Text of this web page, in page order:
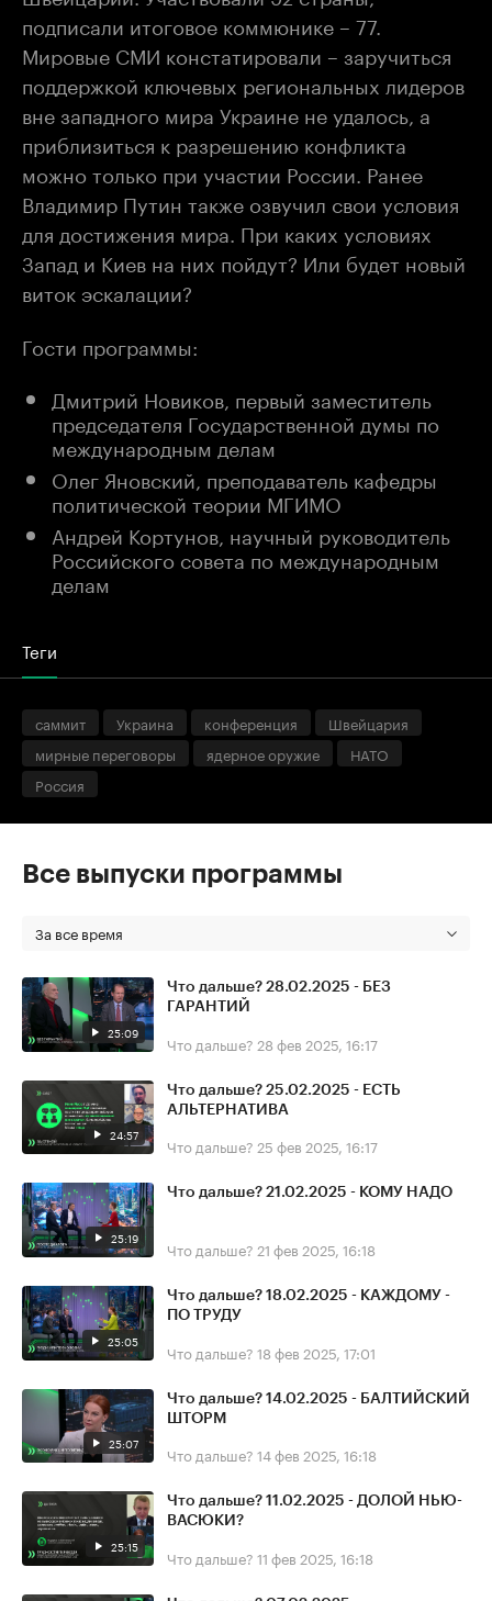
подписали итоговое коммюнике – 77.
Мировые СМИ констатировали – заручиться
поддержкой ключевых региональных лидеров
вне западного мира Украине не удалось, а
приблизиться к разрешению конфликта
можно только при участии России. Ранее
Владимир Путин также озвучил свои условия
для достижения мира. При каких условиях
Запад и Киев на них пойдут? Или будет новый
виток эскалации?
Гости программы:
Дмитрий Новиков, первый заместитель
председателя Государственной думы по
международным делам
Олег Яновский, преподаватель кафедры
политической теории МГИМО
Андрей Кортунов, научный руководитель
Российского совета по международным
делам
Теги
саммит Украина конференция
Швейцария
мирные переговоры
ядерное оружие
НАТО
Россия
Все выпуски программы
За все время
25:09
Что дальше? 28.02.2025 - БЕЗ
ГАРАНТИЙ
Что дальше? 28 фев 2025, 16:17
24:57
Что дальше? 25.02.2025 - ЕСТЬ
АЛЬТЕРНАТИВА
Что дальше? 25 фев 2025, 16:17
25:19
Что дальше? 21.02.2025 - КОМУ НАДО
Что дальше? 21 фев 2025, 16:18
25:05
Что дальше? 18.02.2025 - КАЖДОМУ -
ПО ТРУДУ
Что дальше? 18 фев 2025, 17:01
25:07
Что дальше? 14.02.2025 - БАЛТИЙСКИЙ
ШТОРМ
Что дальше? 14 фев 2025, 16:18
25:15
Что дальше? 11.02.2025 - ДОЛОЙ НЬЮ-
ВАСЮКИ?
Что дальше? 11 фев 2025, 16:18